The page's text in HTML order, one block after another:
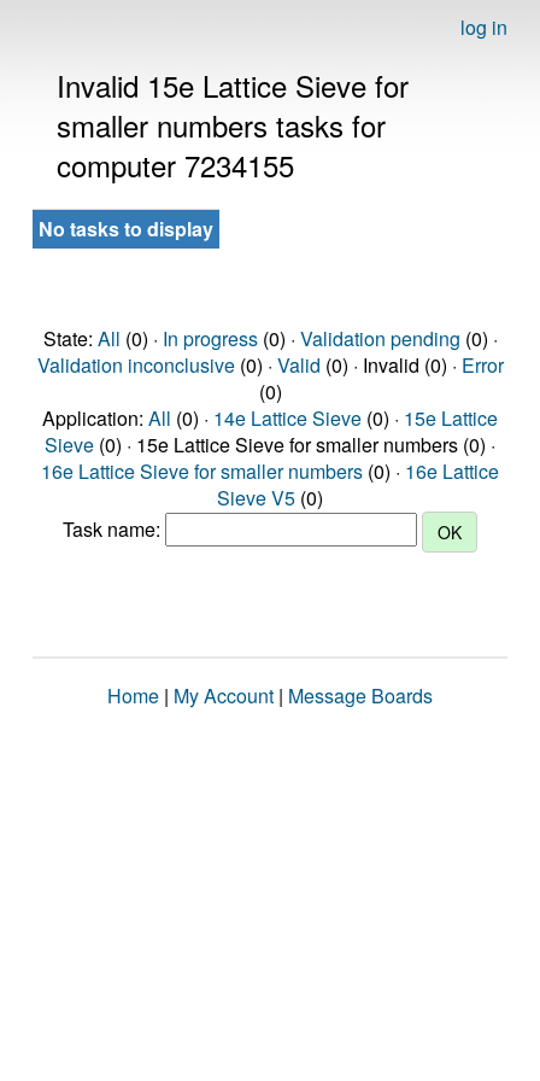
log in
Invalid 15e Lattice Sieve for
smaller numbers tasks for
computer 7234155
No tasks to display
State: All (0) · In progress(0) · Validation pending (0) ·
Validation inconclusive(0) · Valid (0) · Invalid (0) · Error
(0)
Application: All (0) · 14e Lattice Sieve (0) · 15e Lattice
Sieve (0) · 15e Lattice Sieve for smaller numbers (0) ·
16e Lattice Sieve for smaller numbers (0) · 16e Lattice
Sieve V5 (0)
Task name:
Home | My Account | Message Boards